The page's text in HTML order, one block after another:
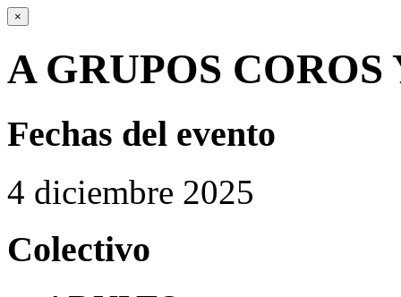
×
A GRUPOS
Fechas del evento
4 diciembre 2025
Colectivo